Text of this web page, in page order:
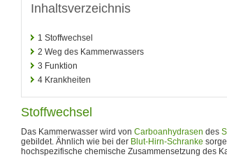
Inhaltsverzeichnis
1 Stoffwechsel
2 Weg des Kammerwassers
3 Funktion
4 Krankheiten
Stoffwechsel
Das Kammerwasser wird von Carboanhydrasen des
gebildet. Ähnlich wie bei der Blut-Hirn-Schranke
hochspezifische chemische Zusammensetzung des